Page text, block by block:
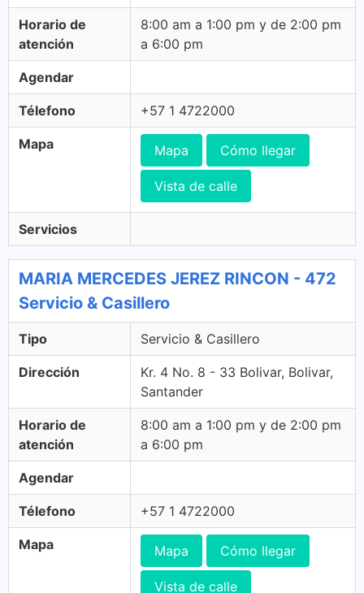
Horario de
atención
8:00 am a 1:00 pm y de 2:00 pm
a 6:00 pm
Agendar
Télefono +57 1 4722000
Mapa Mapa Cómo llegar
Vista de calle
Servicios
MARIA MERCEDES JEREZ RINCON - 472
Servicio & Casillero
Tipo Servicio & Casillero
Dirección
Kr. 4 No. 8 - 33 Bolivar, Bolivar,
Santander
Horario de
atención
8:00 am a 1:00 pm y de 2:00 pm
a 6:00 pm
Agendar
Télefono +57 1 4722000
Mapa Mapa Cómo llegar
Vista de calle